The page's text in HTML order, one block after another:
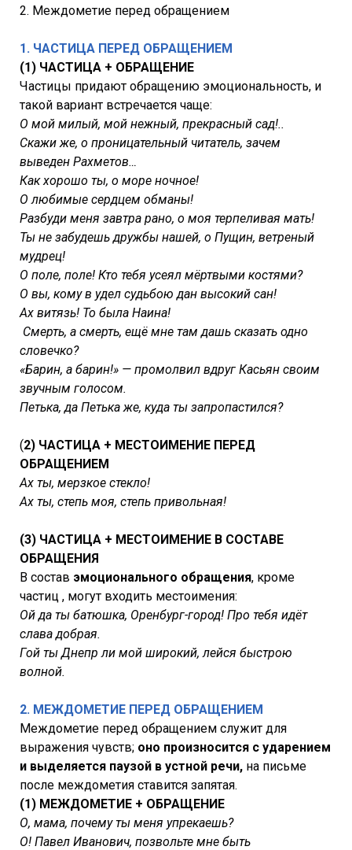
2. Междометие перед обращением
1. ЧАСТИЦА ПЕРЕД ОБРАЩЕНИЕМ
(1) ЧАСТИЦА + ОБРАЩЕНИЕ
Частицы придают обращению эмоциональность, и
такой вариант встречается чаще:
О мой милый, мой нежный, прекрасный сад!..
Скажи же, о проницательный читатель, зачем
выведен Рахметов…
Как хорошо ты, о море ночное!
О любимые сердцем обманы!
Разбуди меня завтра рано, о моя терпеливая мать!
Ты не забудешь дружбы нашей, о Пущин, ветреный
мудрец!
О поле, поле! Кто тебя усеял мёртвыми костями?
О вы, кому в удел судьбою дан высокий сан!
Ах витязь! То была Наина!
Смерть, а смерть, ещё мне там дашь сказать одно
словечко?
«Барин, а барин!» — промолвил вдруг Касьян своим
звучным голосом.
Петька, да Петька же, куда ты запропастился?
(2) ЧАСТИЦА + МЕСТОИМЕНИЕ ПЕРЕД
ОБРАЩЕНИЕМ
Ах ты, мерзкое стекло!
Ах ты, степь моя, степь привольная!
(3) ЧАСТИЦА + МЕСТОИМЕНИЕ В СОСТАВЕ
ОБРАЩЕНИЯ
В состав эмоционального обращения, кроме
частиц , могут входить местоимения:
Ой да ты батюшка, Оренбург-город! Про тебя идёт
слава добрая.
Гой ты Днепр ли мой широкий, лейся быстрою
волной.
2. МЕЖДОМЕТИЕ ПЕРЕД ОБРАЩЕНИЕМ
Междометие перед обращением служит для
выражения чувств; оно произносится с ударением
и выделяется паузой в устной речи, на письме
после междометия ставится запятая.
(1) МЕЖДОМЕТИЕ + ОБРАЩЕНИЕ
О, мама, почему ты меня упрекаешь?
О! Павел Иванович, позвольте мне быть